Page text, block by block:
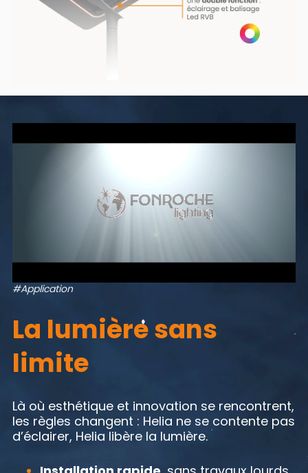
#Application
La lumière sans
limite
Là où esthétique et innovation se rencontrent,
les règles changent : Helia ne se contente pas
d’éclairer, Helia libère la lumière.